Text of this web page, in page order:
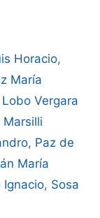
Horacio,
María
Lobo Vergara
Marsilli
, Paz de
María
Ignacio, Sosa